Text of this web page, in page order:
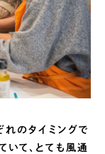
のタイミングで
いて、とても風通